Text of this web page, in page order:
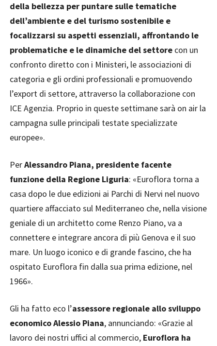
della bellezza per puntare sulle tematiche
dell’ambiente e del turismo sostenibile e
focalizzarsi su aspetti essenziali, affrontando le
problematiche e le dinamiche del settore con un
confronto diretto con i Ministeri, le associazioni di
categoria e gli ordini professionali e promuovendo
l’export di settore, attraverso la collaborazione con
ICE Agenzia. Proprio in queste settimane sarà on air la
campagna sulle principali testate specializzate
europee».
PerAlessandro Piana, presidente facente
funzione della Regione Liguria: «Euroflora torna a
casa dopo le due edizioni ai Parchi di Nervi nel nuovo
quartiere affacciato sul Mediterraneo che, nella visione
geniale di un architetto come Renzo Piano, va a
connettere e integrare ancora di più Genova e il suo
mare. Un luogo iconico e di grande fascino, che ha
ospitato Euroflora fin dalla sua prima edizione, nel
1966».
Gli ha fatto eco l’assessore regionale allo sviluppo
economico Alessio Piana, annunciando: «Grazie al
lavoro dei nostri uffici al commercio, Euroflora ha